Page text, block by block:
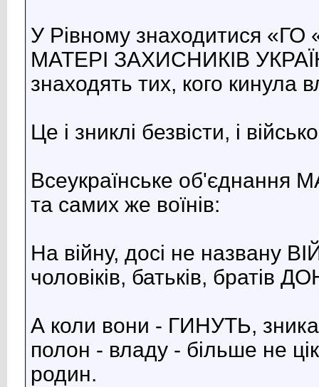
У Рівному знаходитися
МАТЕРІ ЗАХИСНИКІВ
знаходять тих, кого кинула
Це і зниклі безвісти, і
Всеукраїнське об'єднання
та самих же воїнів:
На війну, досі не названу
чоловіків, батьків, братів
А коли вони - ГИНУТЬ,
полон - владу - більше не
родин.